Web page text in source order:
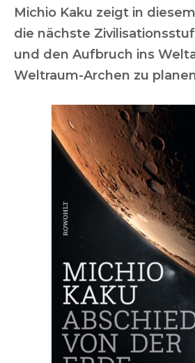
Michio Kaku zeigt in
die nächste
und den Aufbruch ins
Weltraum-Archen zu